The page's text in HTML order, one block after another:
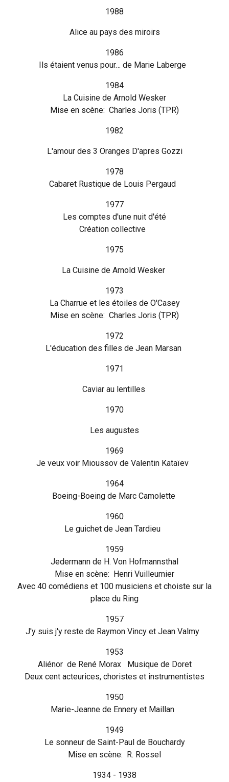
1988
Alice au pays des miroirs
1986
Ils étaient venus pour… de Marie Laberge
1984
La Cuisine de Arnold Wesker
Mise en scène: Charles Joris (TPR)
1982
L'amour des 3 Oranges D'apres Gozzi
1978
Cabaret Rustique de Louis Pergaud
1977
Les comptes d'une nuit d'été
Création collective
1975
La Cuisine de Arnold Wesker
1973
La Charrue et les étoiles de O'Casey
Mise en scène: Charles Joris (TPR)
1972
L'éducation des filles de Jean Marsan
1971
Caviar au lentilles
1970
Les augustes
1969
Je veux voir Mioussov de Valentin Kataïev
1964
Boeing-Boeing de Marc Camolette
1960
Le guichet de Jean Tardieu
1959
Jedermann de H. Von Hofmannsthal
Mise en scène: Henri Vuilleumier
Avec 40 comédiens et 100 musiciens et choiste sur la
place du Ring
1957
J'y suis j'y reste de Raymon Vincy et Jean Valmy
1953
Aliénor de René Morax Musique de Doret
Deux cent acteurices, choristes et instrumentistes
1950
Marie-Jeanne de Ennery et Maillan
1949
Le sonneur de Saint-Paul de Bouchardy
Mise en scène: R. Rossel
1934 - 1938